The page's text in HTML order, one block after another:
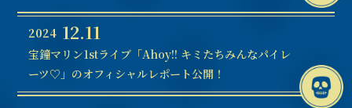
2024 12.11
宝鐘マリン1stライブ「Ahoy!! キミたちみんなパイレ
ーツ♡」のオフィシャルレポート公開！